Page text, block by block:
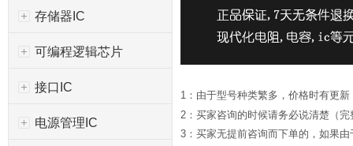
存储器IC
可编程逻辑芯片
接口IC
电源管理IC
1：由于型号种类繁多，价格时有更
2：买家咨询的时候请务必说清楚（
3：买家无提前咨询而下单的，如果